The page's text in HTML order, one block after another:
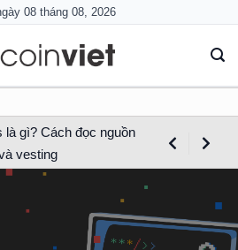
08 tháng 08, 2026
là gì? Cách đọc nguồn
vesting